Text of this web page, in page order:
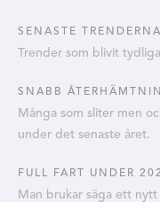
SENASTE
Trender som blivit
SNABB
Många som sliter men
under det senaste året.
FULL FART UNDER
Man brukar säga ett